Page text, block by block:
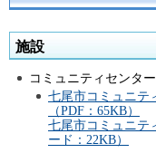
施設
コミュニティセンター
七尾市コミュニテ
（PDF：65KB）
七尾市コミュニテ
ード：22KB）